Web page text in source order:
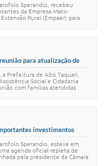
Sperandio, recebeu
da Empresa Mato-
Rural (Empaer) para
para atualização de
Prefeitura de Alto Taquari,
Social e Cidadania
com famílias atendidas
investimentos
Sperandio, esteve em
agenda oficial repleta de
pela presidente da Câmara